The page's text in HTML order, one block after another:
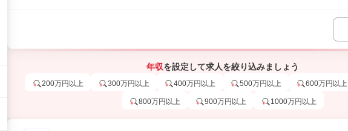
年収を設定して求人を絞り込みましょう
200万円以上 300万円以上 400万円以上 500万円以上 600万円以上
800万円以上 900万円以上 1000万円以上